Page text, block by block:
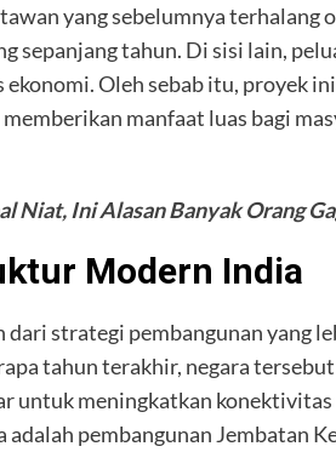
yang sebelumnya terhalang
tahun. Di sisi lain,
Oleh sebab itu, proyek
manfaat luas bagi
Niat, Ini Alasan Banyak Orang
Modern India
strategi pembangunan yang
tahun terakhir, negara
untuk meningkatkan konektivitas
pembangunan Jembatan